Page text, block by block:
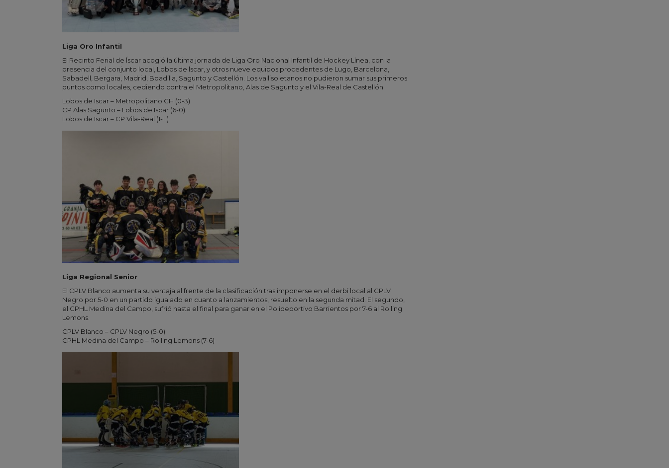
Liga Oro Infantil
El Recinto Ferial de Íscar acogió la última jornada de Liga Oro Nacional Infantil de Hockey Línea, con la
presencia del conjunto local, Lobos de Íscar, y otros nueve equipos procedentes de Lugo, Barcelona,
Sabadell, Bergara, Madrid, Boadilla, Sagunto y Castellón. Los vallisoletanos no pudieron sumar sus primeros
puntos como locales, cediendo contra el Metropolitano, Alas de Sagunto y el Vila-Real de Castellón.
Lobos de Iscar – Metropolitano CH (0-3)
CP Alas Sagunto – Lobos de Iscar (6-0)
Lobos de Iscar – CP Vila-Real (1-11)
Liga Regional Senior
El CPLV Blanco aumenta su ventaja al frente de la clasificación tras imponerse en el derbi local al CPLV
Negro por 5-0 en un partido igualado en cuanto a lanzamientos, resuelto en la segunda mitad. El segundo,
el CPHL Medina del Campo, sufrió hasta el final para ganar en el Polideportivo Barrientos por 7-6 al Rolling
Lemons.
CPLV Blanco – CPLV Negro (5-0)
CPHL Medina del Campo – Rolling Lemons (7-6)